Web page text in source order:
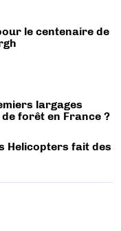
le centenaire de
largages
forêt en France ?
Helicopters fait des